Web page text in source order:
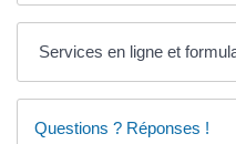
Services en ligne et
Questions ? Réponses !